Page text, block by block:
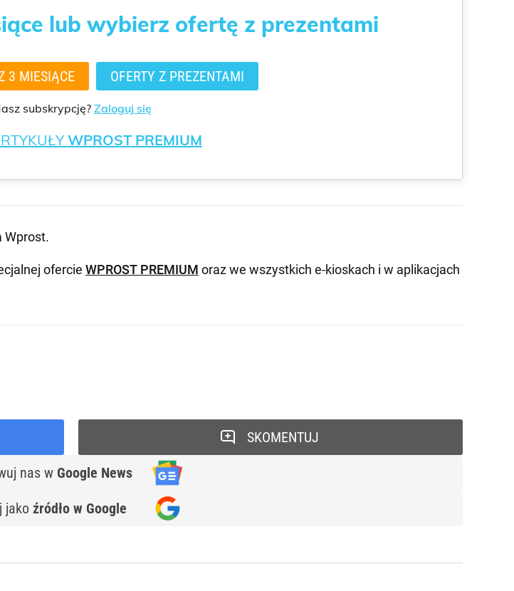
lub wybierz ofertę z prezentami
3 MIESIĄCE OFERTY Z PREZENTAMI
subskrypcję? Zaloguj się
WPROST PREMIUM
Wprost.
ofercie WPROST PREMIUM oraz we wszystkich e-kioskach i w aplikacjach
nas w Google News
jako źródło w Google
SKOMENTUJ